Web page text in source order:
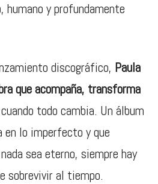
humano y profundamente
discográfico, Paula
que acompaña, transforma
todo cambia. Un álbum
en lo imperfecto y que
sea eterno, siempre hay
sobrevivir al tiempo.